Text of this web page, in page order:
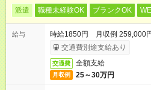
派遣 職種未経験OK ブランクOK
給与
時給1850円 月収例 259,000
交通費別途支給あり
交通費 全額支給
月収例 25～30万円